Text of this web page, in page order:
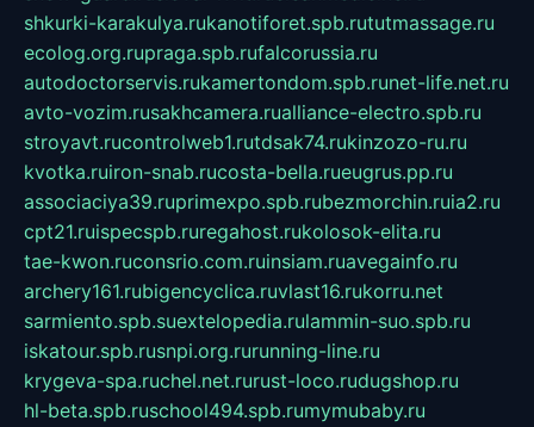
shkurki-karakulya.rukanotiforet.spb.rututmassage.ru
ecolog.org.rupraga.spb.rufalcorussia.ru
autodoctorservis.rukamertondom.spb.runet-life.net.ru
avto-vozim.rusakhcamera.rualliance-electro.spb.ru
stroyavt.rucontrolweb1.rutdsak74.rukinzozo-ru.ru
kvotka.ruiron-snab.rucosta-bella.rueugrus.pp.ru
associaciya39.ruprimexpo.spb.rubezmorchin.ruia2.ru
cpt21.ruispecspb.ruregahost.rukolosok-elita.ru
tae-kwon.ruconsrio.com.ruinsiam.ruavegainfo.ru
archery161.rubigencyclica.ruvlast16.rukorru.net
sarmiento.spb.suextelopedia.rulammin-suo.spb.ru
iskatour.spb.rusnpi.org.rurunning-line.ru
krygeva-spa.ruchel.net.rurust-loco.rudugshop.ru
hl-beta.spb.ruschool494.spb.rumymubaby.ru